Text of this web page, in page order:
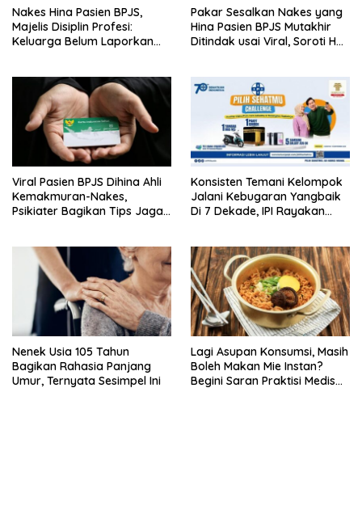
Nakes Hina Pasien BPJS,
Majelis Disiplin Profesi:
Keluarga Belum Laporkan
Pakar Sesalkan Nakes yang
Hina Pasien BPJS Mutakhir
Ditindak usai Viral, Soroti Hal
Viral Pasien BPJS Dihina Ahli
Kemakmuran-Nakes,
Psikiater Bagikan Tips Jaga
Konsisten Temani Kelompok
Jalani Kebugaran Yangbaik
Di 7 Dekade, IPI Rayakan
Nenek Usia 105 Tahun
Bagikan Rahasia Panjang
Umur, Ternyata Sesimpel Ini
Lagi Asupan Konsumsi, Masih
Boleh Makan Mie Instan?
Begini Saran Praktisi Medis